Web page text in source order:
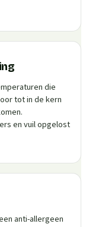
die
tot in de kern
en vuil opgelost
anti-allergeen